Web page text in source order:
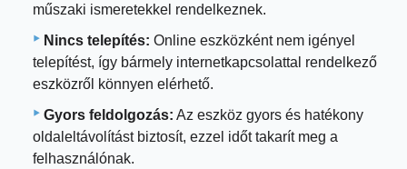
műszaki ismeretekkel rendelkeznek.
Nincs telepítés: Online eszközként nem igényel
telepítést, így bármely internetkapcsolattal rendelkező
eszközről könnyen elérhető.
Gyors feldolgozás: Az eszköz gyors és hatékony
oldaleltávolítást biztosít, ezzel időt takarít meg a
felhasználónak.